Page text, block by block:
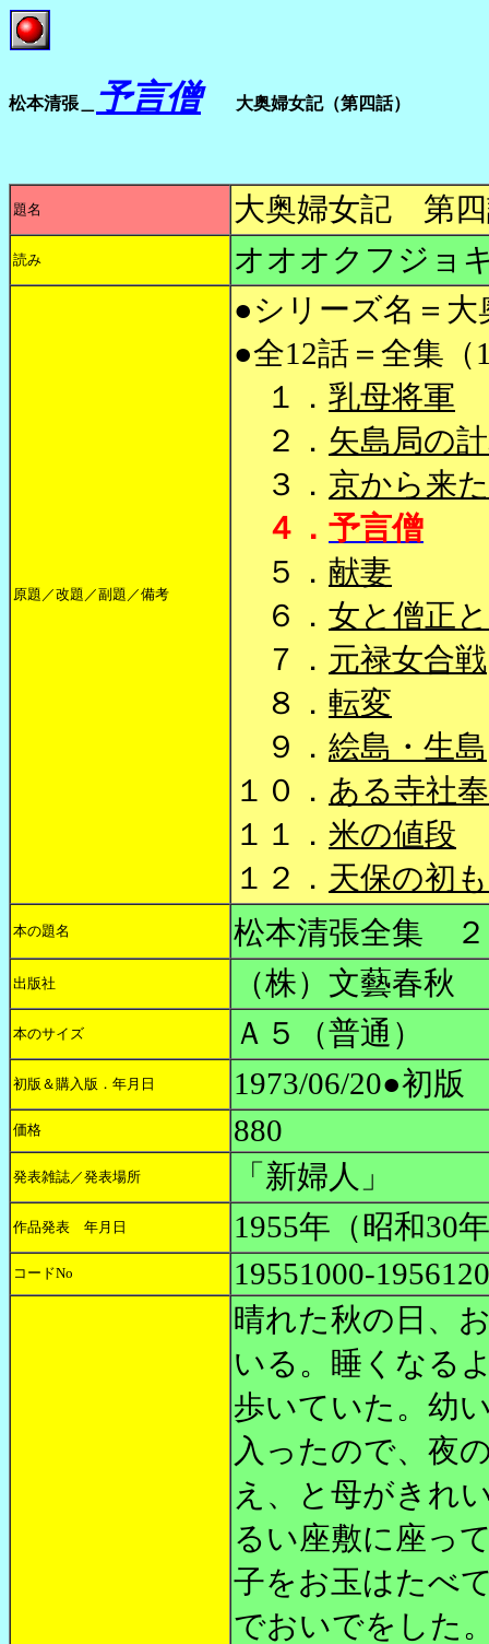
松本清張＿ 予言僧 大奥婦女記（第四話）
題名 大奥婦女記 第
読み オオオクフジ
原題／改題／副題／備考
●シリーズ名＝大
●全12話＝全集（
１． 乳母将軍
２． 矢島局の
３． 京から来
４． 予言僧
５． 献妻
６． 女と僧正
７． 元禄女合戦
８． 転変
９． 絵島・生島
１０． ある寺社
１１． 米の値段
１２． 天保の初
本の題名 松本清張全集
出版社 （株）文藝春秋
本のサイズ Ａ５（普通）
初版＆購入版．年月日 1973/06/20●初版
価格 880
発表雑誌／発表場所 「新婦人」
作品発表 年月日 1955年（昭和30
コードNo 19551000-
晴れた秋の日、
いる。睡くなる
歩いていた。幼
入ったので、夜
え、と母がきれ
るい座敷に座っ
子をお玉はたべ
でおいでをした